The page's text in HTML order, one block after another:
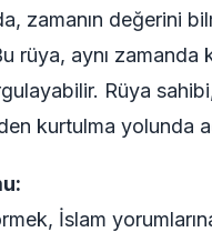
zamanın değerini
rüya, aynı zamanda
Rüya
kurtulma yolunda
İslam